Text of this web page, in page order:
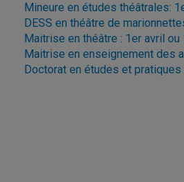
Mineure en études théâtrales:
DESS en théâtre de
Maitrise en théâtre : 1er avril ou
Maitrise en enseignement des
Doctorat en études et